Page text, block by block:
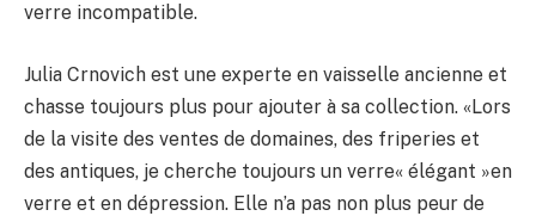
verre incompatible.
Julia Crnovich est une experte en vaisselle ancienne et
chasse toujours plus pour ajouter à sa collection. «Lors
de la visite des ventes de domaines, des friperies et
des antiques, je cherche toujours un verre« élégant »en
verre et en dépression. Elle n’a pas non plus peur de